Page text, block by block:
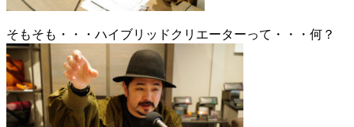
そもそも・・・ハイブリッドクリエーターって・・・何？